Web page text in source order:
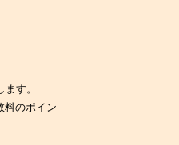
す。
料のポイン